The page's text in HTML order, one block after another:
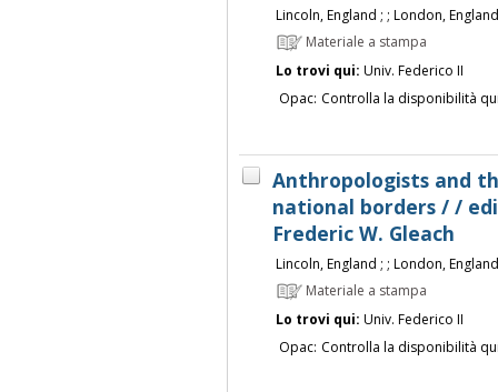
Lincoln, England ; ; London,
Materiale a stampa
Lo trovi qui: Univ. Federico II
Opac: Controlla la disponibilità
Anthropologists and
national borders / /
Frederic W. Gleach
Lincoln, England ; ; London,
Materiale a stampa
Lo trovi qui: Univ. Federico II
Opac: Controlla la disponibilità